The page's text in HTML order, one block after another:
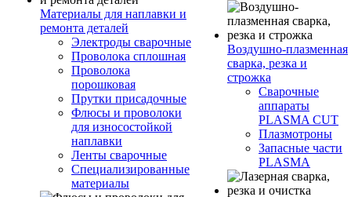
Материалы для наплавки и
ремонта деталей
Электроды сварочные
Проволока сплошная
Проволока
порошковая
Прутки присадочные
Флюсы и проволоки
для износостойкой
наплавки
Ленты сварочные
Специализированные
материалы
Воздушно-плазменная
сварка, резка и
строжка
Сварочные
аппараты
PLASMA CUT
Плазмотроны
Запасные части
PLASMA